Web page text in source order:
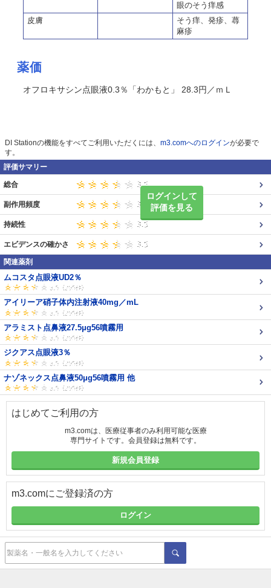
眼のそう痒感
皮膚
そう痒、発疹、蕁
麻疹
薬価
オフロキサシン点眼液0.3％「わかもと」 28.3円／ｍＬ
DI Stationの機能をすべてご利用いただくには、 m3.comへのログインが必要で
す。
評価サマリー
ログインして
評価を見る
総合
副作用頻度
持続性
エビデンスの確かさ
関連薬剤
ムコスタ点眼液UD2％
アイリーア硝子体内注射液40mg／mL
アラミスト点鼻液27.5μg56噴霧用
ジクアス点眼液3％
ナゾネックス点鼻液50μg56噴霧用 他
はじめてご利用の方
m3.comは、医療従事者のみ利用可能な医療
専門サイトです。会員登録は無料です。
新規会員登録
m3.comにご登録済の方
ログイン